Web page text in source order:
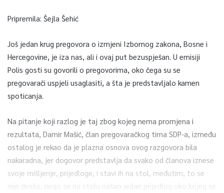
Pripremila: Šejla Šehić
Još jedan krug pregovora o izmjeni Izbornog zakona, Bosne i
Hercegovine, je iza nas, ali i ovaj put bezuspješan. U emisiji
Polis gosti su govorili o pregovorima, oko čega su se
pregovarači uspjeli usaglasiti, a šta je predstavljalo kamen
spoticanja.
Na pitanje koji razlog je taj zbog kojeg nema promjena i
rezultata, Damir Mašić, član pregovaračkog tima SDP-a, između
ostalog je rekao da je plazna osnova ovog razgovora bila
nakaradna, jer dogovor predstavlja da svako od članova iznese
svoje mišljenje, prijedloge, i stavi ih na stol, međutim, to se
nije desilo, nego se na stolu našao jedan prijedlog oko kojeg se